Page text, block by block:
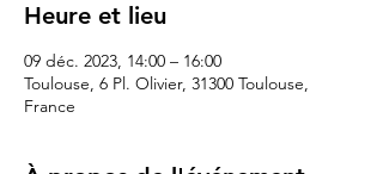
Heure et lieu
09 déc. 2023, 14:00 – 16:00
Toulouse, 6 Pl. Olivier, 31300 Toulouse,
France